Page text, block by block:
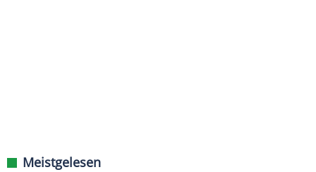
Meistgelesen